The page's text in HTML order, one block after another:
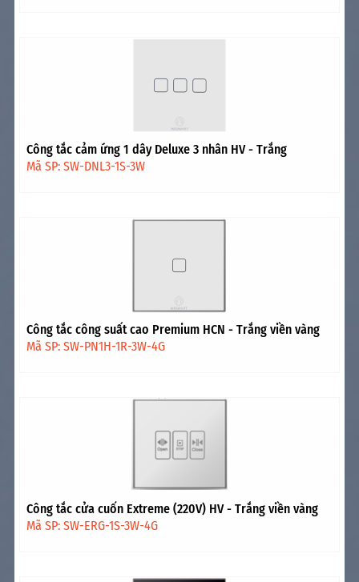
Công tắc cảm ứng 1 dây Deluxe 3 nhân HV - Trắng
Mã SP: SW-DNL3-1S-3W
Công tắc công suất cao Premium HCN - Trắng viền vàng
Mã SP: SW-PN1H-1R-3W-4G
Công tắc cửa cuốn Extreme (220V) HV - Trắng viền vàng
Mã SP: SW-ERG-1S-3W-4G